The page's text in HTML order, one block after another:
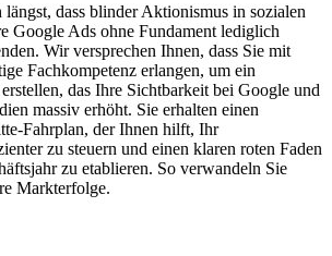
dass blinder Aktionismus in sozialen
Google Ads ohne Fundament lediglich
Wir versprechen Ihnen, dass Sie mit
Fachkompetenz erlangen, um ein
das Ihre Sichtbarkeit bei Google und
massiv erhöht. Sie erhalten einen
Fahrplan, der Ihnen hilft, Ihr
zu steuern und einen klaren roten Faden
zu etablieren. So verwandeln Sie
Markterfolge.